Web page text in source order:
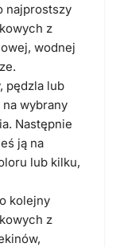
najprostszy
z
wodnej
pędzla lub
wybrany
Następnie
ją na
lub kilku,
kolejny
z